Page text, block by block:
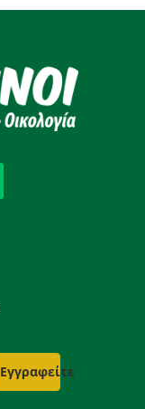
Εγγραφείτε